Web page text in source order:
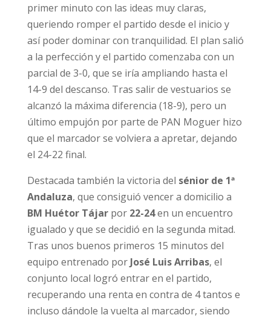
primer minuto con las ideas muy claras,
queriendo romper el partido desde el inicio y
así poder dominar con tranquilidad. El plan salió
a la perfección y el partido comenzaba con un
parcial de 3-0, que se iría ampliando hasta el
14-9 del descanso. Tras salir de vestuarios se
alcanzó la máxima diferencia (18-9), pero un
último empujón por parte de PAN Moguer hizo
que el marcador se volviera a apretar, dejando
el 24-22 final.
Destacada también la victoria del sénior de 1ª
Andaluza, que consiguió vencer a domicilio a
BM Huétor Tájar por22-24en un encuentro
igualado y que se decidió en la segunda mitad.
Tras unos buenos primeros 15 minutos del
equipo entrenado porJosé Luis Arribas, el
conjunto local logró entrar en el partido,
recuperando una renta en contra de 4 tantos e
incluso dándole la vuelta al marcador, siendo